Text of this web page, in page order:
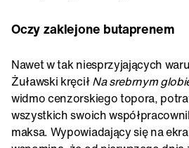
Oczy zaklejone butaprenem
Nawet w tak niesprzyjających
Żuławski kręciłNa srebrnym
widmo cenzorskiego topora,
wszystkich swoich
maksa. Wypowiadający się na